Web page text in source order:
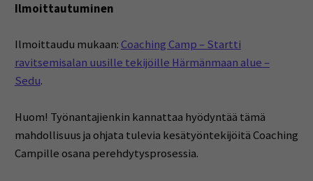
Ilmoittautuminen
Ilmoittaudu mukaan: Coaching Camp – Startti
ravitsemisalan uusille tekijöille Härmänmaan alue –
Sedu.
Huom! Työnantajienkin kannattaa hyödyntää tämä
mahdollisuus ja ohjata tulevia kesätyöntekijöitä Coaching
Campille osana perehdytysprosessia.